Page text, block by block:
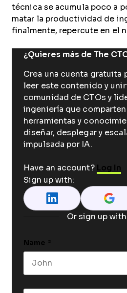
técnica se acumula poco a
matar la productividad de
finalmente, repercute en el
¿Quieres más de The
Crea una cuenta gratuita
leer este contenido y
comunidad de CTOs y
ingeniería que comparten
herramientas y
diseñar, desplegar y
impulsada por IA.
Have an account? Log In
Sign up with:
Or sign up
Name *